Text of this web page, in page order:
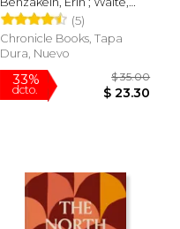
Stunning Seasonal
Blooms (Floret Farms
x Chronicle Books)
(en Inglés)
Michele M.
(5)
Chronicle Books, Tapa
Dura, Nuevo
Rápido